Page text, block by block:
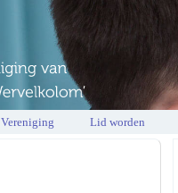
Vereniging Lid worden